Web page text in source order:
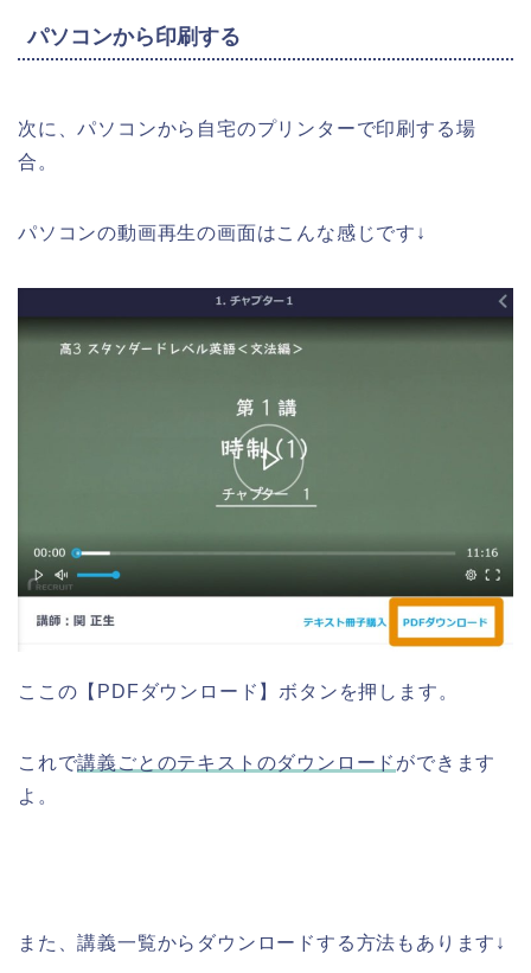
パソコンから印刷する
次に、パソコンから自宅のプリンターで印刷する場
合。
パソコンの動画再生の画面はこんな感じです↓
ここの【PDFダウンロード】ボタンを押します。
これで講義ごとのテキストのダウンロード ができます
よ。
また、講義一覧からダウンロードする方法もあります↓